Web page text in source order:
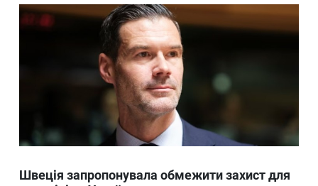
Швеція запропонувала обмежити захист для